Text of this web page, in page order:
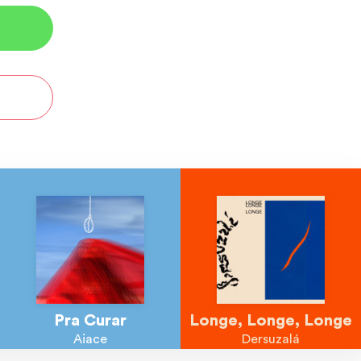
Pra Curar
Aiace
Longe, Longe, Longe
Dersuzalá